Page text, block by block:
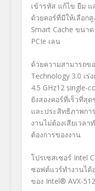
เข้ารหัส แก้ไข ยืม แ
ด้วยคอร์ที่มีให้เลือก
Smart Cache ขนา
PCIe เลน
ด้วยความสามารถข
Technology 3.0 เร่
4.5 GHz12 single-
ยังสองคอร์ที่เร็วที่สุ
และประสิทธิภาพกา
งานไม่ต้องเสียเวลา
ต้องการของงาน
โปรเซสเซอร์ Intel
ซอฟต์แวร์ทำงานได้
ของ Intel® AVX-